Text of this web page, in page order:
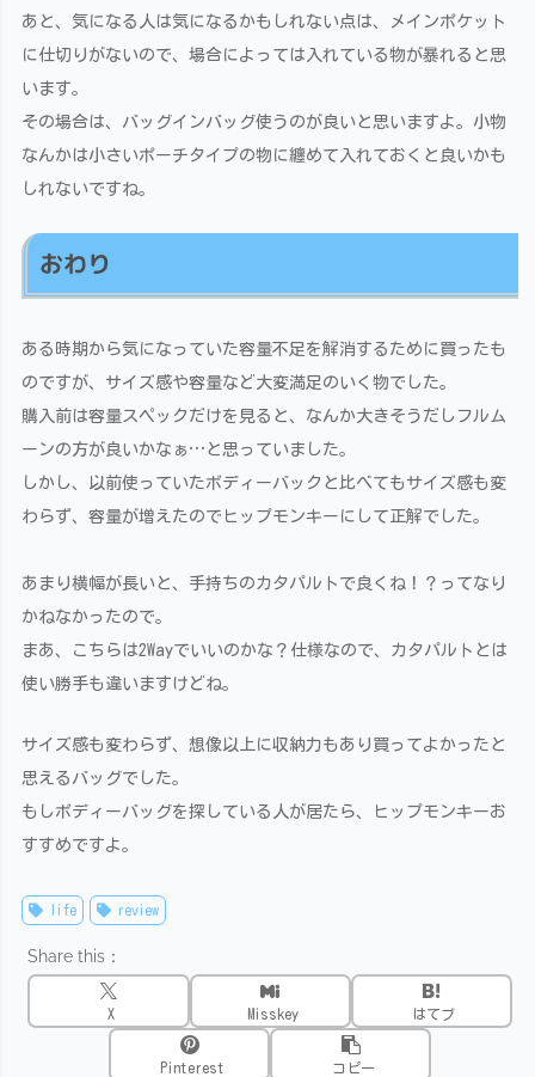
あと、気になる人は気になるかもしれない点は、メインポケット
に仕切りがないので、場合によっては入れている物が暴れると思
います。
その場合は、バッグインバッグ使うのが良いと思いますよ。小物
なんかは小さいポーチタイプの物に纏めて入れておくと良いかも
しれないですね。
おわり
ある時期から気になっていた容量不足を解消するために買ったも
のですが、サイズ感や容量など大変満足のいく物でした。
購入前は容量スペックだけを見ると、なんか大きそうだしフルム
ーンの方が良いかなぁ…と思っていました。
しかし、以前使っていたボディーバックと比べてもサイズ感も変
わらず、容量が増えたのでヒップモンキーにして正解でした。
あまり横幅が長いと、手持ちのカタパルトで良くね！？ってなり
かねなかったので。
まあ、こちらは2Wayでいいのかな？仕様なので、カタパルトとは
使い勝手も違いますけどね。
サイズ感も変わらず、想像以上に収納力もあり買ってよかったと
思えるバッグでした。
もしボディーバッグを探している人が居たら、ヒップモンキーお
すすめですよ。
life review
Share this：
X Misskey はてブ
Pinterest コピー